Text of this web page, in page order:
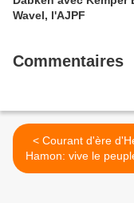
Wavel, l'AJPF
Commentaires
< Courant d'ère d'Hervé
Hamon: vive le
Télégramme,